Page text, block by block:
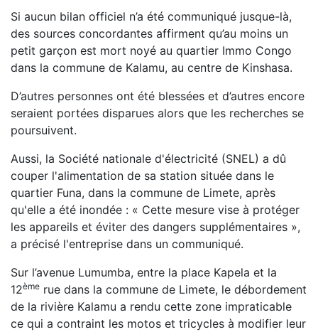
Si aucun bilan officiel n’a été communiqué jusque-là,
des sources concordantes affirment qu’au moins un
petit garçon est mort noyé au quartier Immo Congo
dans la commune de Kalamu, au centre de Kinshasa.
D’autres personnes ont été blessées et d’autres encore
seraient portées disparues alors que les recherches se
poursuivent.
Aussi, la Société nationale d'électricité (SNEL) a dû
couper l'alimentation de sa station située dans le
quartier Funa, dans la commune de Limete, après
qu'elle a été inondée : « Cette mesure vise à protéger
les appareils et éviter des dangers supplémentaires »,
a précisé l'entreprise dans un communiqué.
Sur l’avenue Lumumba, entre la place Kapela et la
12ème rue dans la commune de Limete, le débordement
de la rivière Kalamu a rendu cette zone impraticable
ce qui a contraint les motos et tricycles à modifier leur